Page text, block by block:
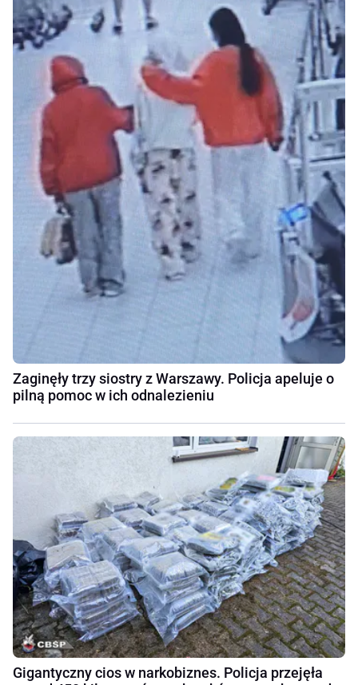
Zaginęły trzy siostry z Warszawy. Policja apeluje o
pilną pomoc w ich odnalezieniu
Gigantyczny cios w narkobiznes. Policja przejęła